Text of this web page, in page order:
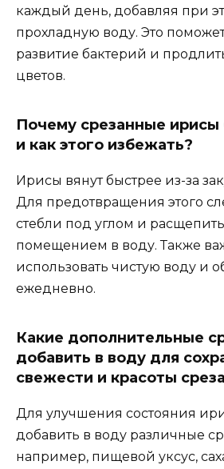
каждый день, добавляя при
прохладную воду. Это
развитие бактерий и
цветов.
Почему срезанные ирисы
и как этого избежать?
Ирисы вянут быстрее из-за
Для предотвращения этого
стебли под углом и
помещением в воду. Также
использовать чистую воду и
ежедневно.
Какие дополнительные
добавить в воду для
свежести и красоты
Для улучшения состояния
добавить в воду различные
например, пищевой уксус,